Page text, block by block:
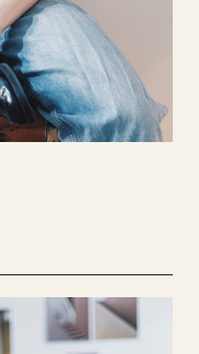
moda ecológica,
artesãos locais.
Sotavento